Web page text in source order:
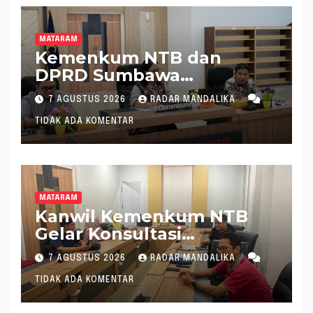
MATARAM
Kemenkum NTB dan
DPRD Sumbawa
Mantapkan Rencana
Pembentukan 8 Raperda
Inisiatif
7 AGUSTUS 2026 RADAR MANDALIKA
TIDAK ADA KOMENTAR
MATARAM
Kanwil Kemenkum NTB
Gelar Konsultasi
Penghitungan Kebutuhan
Formasi JF Perancang
Peraturan Perundang-
undangan
7 AGUSTUS 2026 RADAR MANDALIKA
TIDAK ADA KOMENTAR